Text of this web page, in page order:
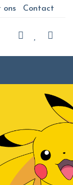
ons Contact